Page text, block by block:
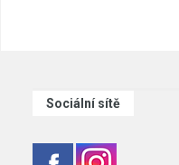
Sociální sítě